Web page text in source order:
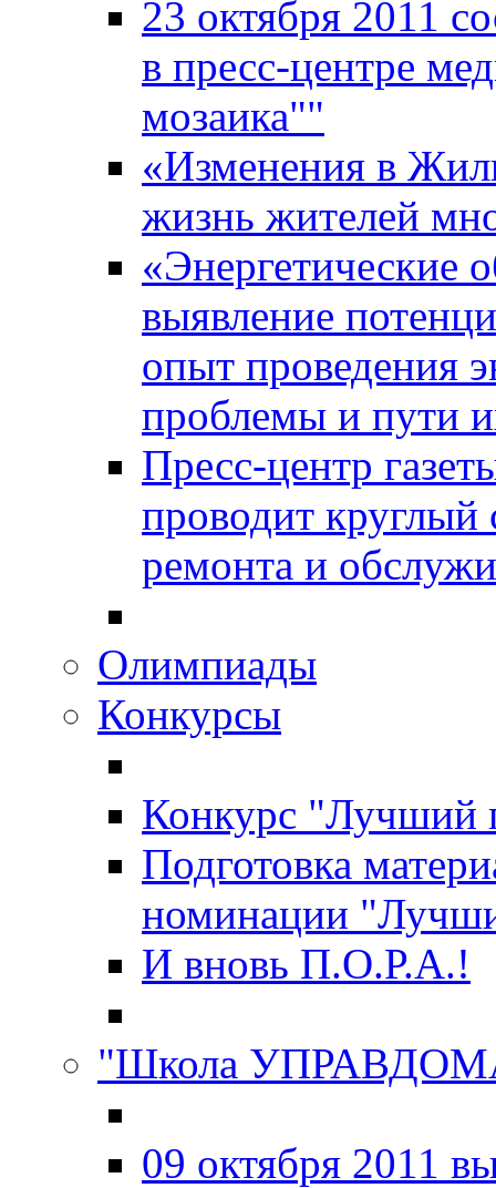
23 октября 2011
в пресс-центре
мозаика""
«Изменения в
жизнь жителей
«Энергетические
выявление
опыт проведения
проблемы и пути
Пресс-центр
проводит
ремонта и
Олимпиады
Конкурсы
Конкурс "Лучший
Подготовка
номинации
И вновь П.О.Р.А.!
"Школа
09 октября 2011